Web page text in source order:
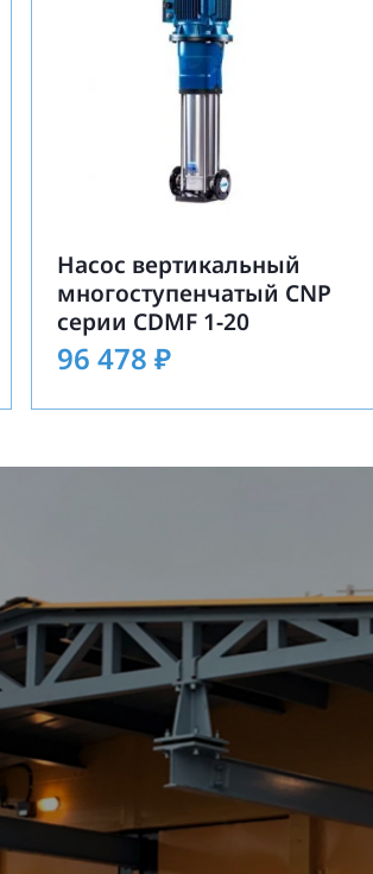
Насос вертикальный
многоступенчатый CNP
серии CDMF 1-20
96 478 ₽